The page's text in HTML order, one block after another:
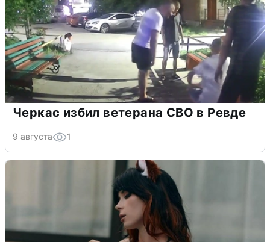
Черкас избил ветерана СВО в Ревде
9 августа 1